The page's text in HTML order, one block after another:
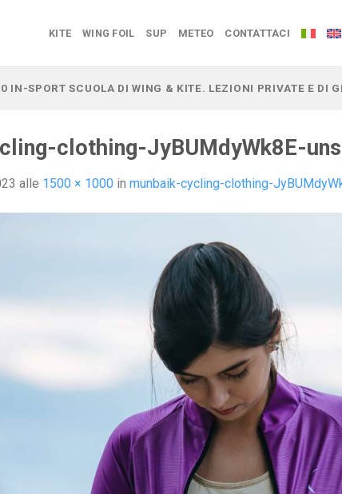
KITE WING FOIL SUP METEO CONTATTACI
IN-SPORT SCUOLA DI WING & KITE. LEZIONI PRIVATE E DI
clothing-JyBUMdyWk8E-
alle 1500 × 1000 in munbaik-cycling-clothing-